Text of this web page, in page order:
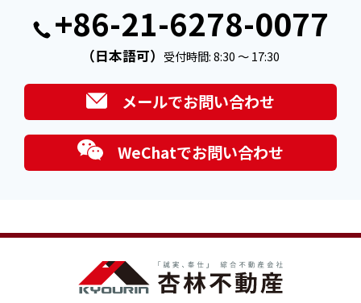
+86-21-6278-0077
（日本語可） 受付時間: 8:30 ～ 17:30
メールでお問い合わせ
WeChatでお問い合わせ